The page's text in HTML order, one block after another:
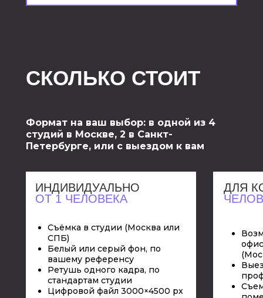
СКОЛЬКО СТОИТ
Формат на ваш выбор: в одной из 4
студий в Москве, 2 в Санкт-
Петербурге, или с выездом к вам
Съёмка в студии (Москва или
СПБ)
Белый или серый фон, по
вашему референсу
Ретушь одного кадра, по
стандартам студии
Цифровой файл 3000×4500 px
ДЛЯ
ИНДИВИДУАЛЬНО
ОТ 1 ЧЕЛОВЕКА